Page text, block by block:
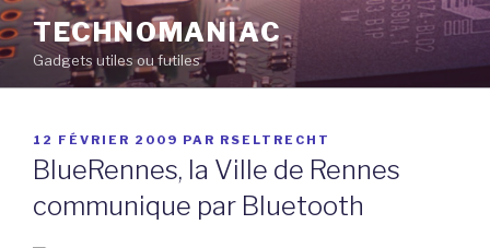
Aller
au
contenu
principal
TECHNOMANIAC
Gadgets utiles ou futiles
PUBLIÉ
LE
12 FÉVRIER 2009 PAR RSELTRECHT
BlueRennes, la Ville de Rennes
communique par Bluetooth